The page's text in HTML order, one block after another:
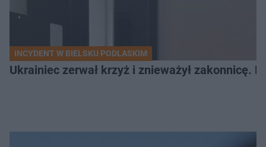
INCYDENT W BIELSKU PODLASKIM
Ukrainiec zerwał krzyż i znieważył zakonnicę.